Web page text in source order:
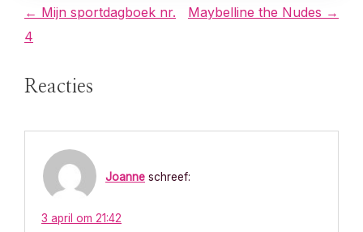
B
e
r
← Mijn sportdagboek nr.
4
Maybelline the Nudes →
Reacties
Joanne schreef:
3 april om 21:42